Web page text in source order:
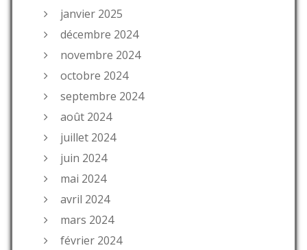
janvier 2025
décembre 2024
novembre 2024
octobre 2024
septembre 2024
août 2024
juillet 2024
juin 2024
mai 2024
avril 2024
mars 2024
février 2024